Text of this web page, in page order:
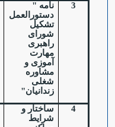
3
نامه "
دستورالعمل
تشکیل
شورای
راهبری
مهارت
آموزی و
مشاوره
شغلی
زندانیان"
4
ساختار و
شرایط